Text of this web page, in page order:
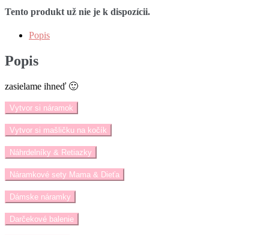
Tento produkt už nie je k dispozícii.
Popis
Popis
zasielame ihneď 🙂
Vytvor si náramok
Vytvor si mašličku na kočík
Náhrdelníky & Retiazky
Náramkové sety Mama & Dieťa
Dámske náramky
Darčekové balenie